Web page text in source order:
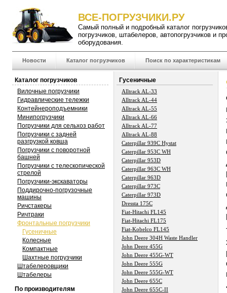
ВСЕ-ПОГРУЗЧИКИ.РУ
Самый полный и подробный каталог
погрузчиков, штабелеров, автопогрузчиков и
оборудования.
Новости Каталог погрузчиков Поиск по характеристикам
Каталог погрузчиков
Вилочные погрузчики
Гидравлические тележки
Контейнероподъемники
Минипогрузчики
Погрузчики для сельхоз работ
Погрузчики с задней
разгрузкой ковша
Погрузчики с поворотной
башней
Погрузчики с телескопической
стрелой
Погрузчики-экскаваторы
Поддирочно-погрузочные
машины
Ричстакеры
Ричтраки
Фронтальные погрузчики
Гусеничные
Колесные
Компактные
Шахтные погрузчики
Штабелеровщики
Штабелеры
По производителям
Гусеничные
Alltrack AL-33
Alltrack AL-44
Alltrack AL-55
Alltrack AL-66
Alltrack AL-77
Alltrack AL-88
Caterpillar 939C Hystat
Caterpillar 953C WH
Caterpillar 953D
Caterpillar 963C WH
Caterpillar 963D
Caterpillar 973C
Caterpillar 973D
Dressta 175C
Fiat-Hitachi FL145
Fiat-Hitachi FL175
Fiat-Kobelco FL145
John Deere 304H Waste Handler
John Deere 455G
John Deere 455G-WT
John Deere 555G
John Deere 555G-WT
John Deere 655C
John Deere 655C-II